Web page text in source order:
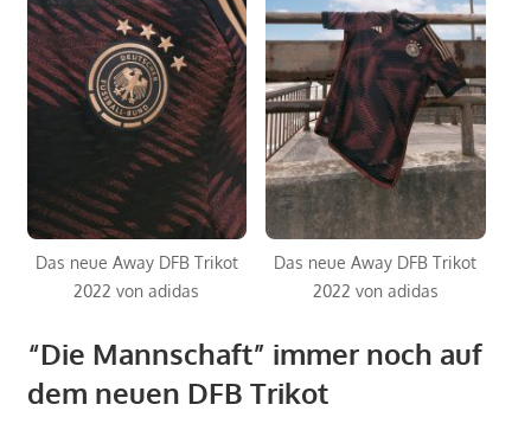
Das neue Away DFB Trikot
2022 von adidas
Das neue Away DFB Trikot
2022 von adidas
“Die Mannschaft” immer noch auf
dem neuen DFB Trikot